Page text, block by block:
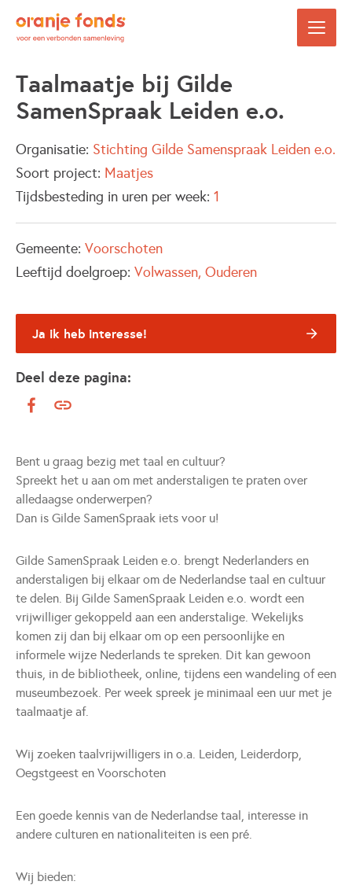
Taalmaatje bij Gilde
SamenSpraak Leiden e.o.
Organisatie: Stichting Gilde Samenspraak Leiden e.o.
Soort project: Maatjes
Tijdsbesteding in uren per week: 1
Gemeente: Voorschoten
Leeftijd doelgroep: Volwassen Ouderen
Ja ik heb interesse!
Deel deze pagina:
Bent u graag bezig met taal en cultuur?
Spreekt het u aan om met anderstaligen te praten over
alledaagse onderwerpen?
Dan is Gilde SamenSpraak iets voor u!
Gilde SamenSpraak Leiden e.o. brengt Nederlanders en
anderstaligen bij elkaar om de Nederlandse taal en cultuur
te delen. Bij Gilde SamenSpraak Leiden e.o. wordt een
vrijwilliger gekoppeld aan een anderstalige. Wekelijks
komen zij dan bij elkaar om op een persoonlijke en
informele wijze Nederlands te spreken. Dit kan gewoon
thuis, in de bibliotheek, online, tijdens een wandeling of een
museumbezoek. Per week spreek je minimaal een uur met je
taalmaatje af.
Wij zoeken taalvrijwilligers in o.a. Leiden, Leiderdorp,
Oegstgeest en Voorschoten
Een goede kennis van de Nederlandse taal, interesse in
andere culturen en nationaliteiten is een pré.
Wij bieden: